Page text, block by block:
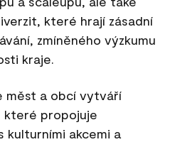
které hrají zásadní
zmíněného výzkumu
kraje.
měst a obcí vytváří
které propojuje
kulturními akcemi a